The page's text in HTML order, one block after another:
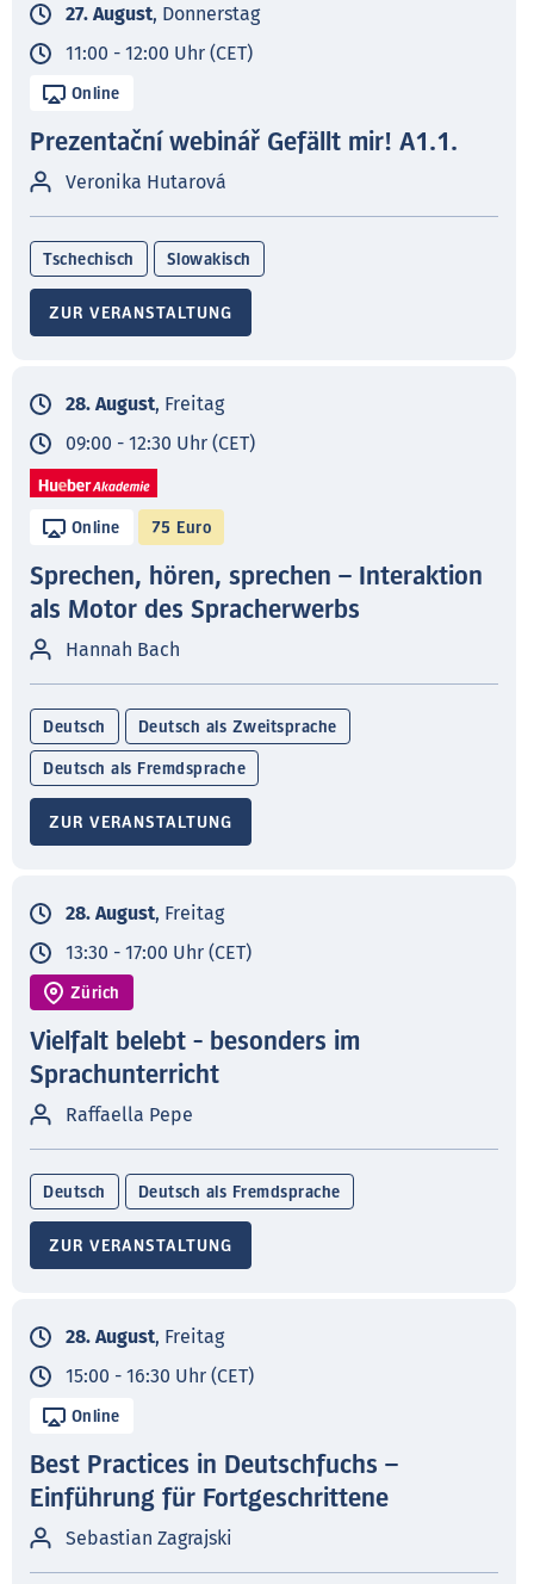
27. August, Donnerstag
11:00 - 12:00 Uhr (CET)
Online
Prezentační webinář Gefällt mir! A1.1.
Veronika Hutarová
Tschechisch Slowakisch
ZUR VERANSTALTUNG
28. August, Freitag
09:00 - 12:30 Uhr (CET)
Online 75 Euro
Sprechen, hören, sprechen – Interaktion
als Motor des Spracherwerbs
Hannah Bach
Deutsch Deutsch als Zweitsprache
Deutsch als Fremdsprache
ZUR VERANSTALTUNG
28. August, Freitag
13:30 - 17:00 Uhr (CET)
Zürich
Vielfalt belebt - besonders im
Sprachunterricht
Raffaella Pepe
Deutsch Deutsch als Fremdsprache
ZUR VERANSTALTUNG
28. August, Freitag
15:00 - 16:30 Uhr (CET)
Online
Best Practices in Deutschfuchs –
Einführung für Fortgeschrittene
Sebastian Zagrajski